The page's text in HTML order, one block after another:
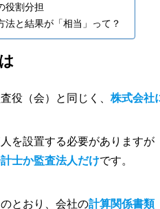
役割分担
法と結果が「相当」って？
役（会）と同じく、 株式会社
を設置する必要がありますが
士か監査法人だけです。
とおり、会社の計算関係書類